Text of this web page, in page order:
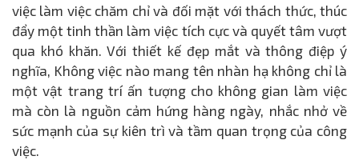
việc làm việc chăm chỉ và đối mặt với thách thức, thúc
đẩy một tinh thần làm việc tích cực và quyết tâm vượt
qua khó khăn. Với thiết kế đẹp mắt và thông điệp ý
nghĩa, Không việc nào mang tên nhàn hạ không chỉ là
một vật trang trí ấn tượng cho không gian làm việc
mà còn là nguồn cảm hứng hàng ngày, nhắc nhở về
sức mạnh của sự kiên trì và tầm quan trọng của công
việc.